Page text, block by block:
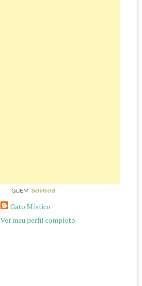
QUEM somos
Gato Místico
Ver meu perfil completo